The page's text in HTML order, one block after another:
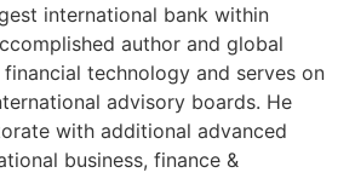
international bank within
author and global
technology and serves on
advisory boards. He
with additional advanced
business, finance &